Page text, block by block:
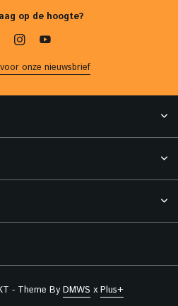
op de hoogte?
onze nieuwsbrief
- Theme By DMWS x Plus+